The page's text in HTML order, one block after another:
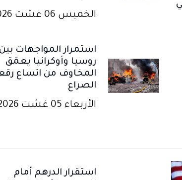
الخميس 06 غشت 2026
استمرار المواجهات بين
روسيا وأوكرانيا يعمّق
المخاوف من اتساع
الصراع
الأربعاء 05 غشت 2026
استقرار الدرهم أمام